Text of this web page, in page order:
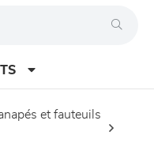
et fauteuils